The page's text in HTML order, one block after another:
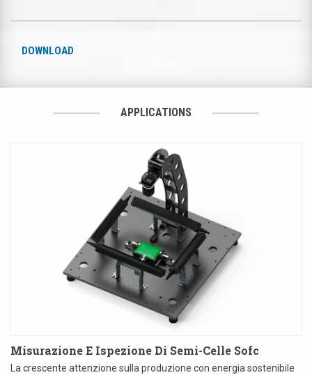
DOWNLOAD
APPLICATIONS
Misurazione E Ispezione Di Semi-Celle Sofc
La crescente attenzione sulla produzione con energia sostenibile